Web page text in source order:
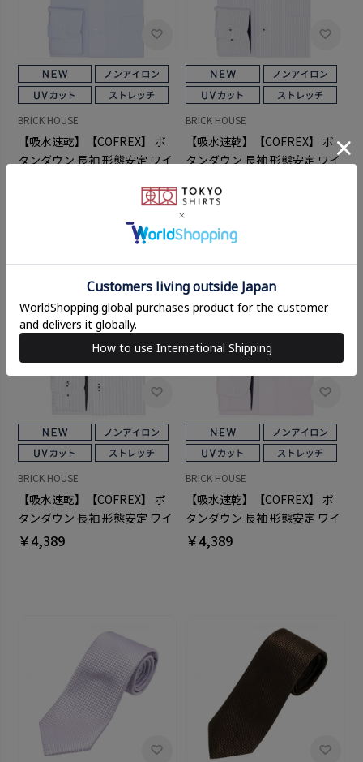
BRICK HOUSE
【吸水速乾】【COFREX】 ボ
タンダウン 長袖 形態安定 ワイ
BRICK HOUSE
【吸水速乾】【COFREX】 ボ
タンダウン 長袖 形態安定 ワイ
BRICK HOUSE
【吸水速乾】【COFREX】 ボ
タンダウン 長袖 形態安定 ワイ
シャツ
￥4,389
BRICK HOUSE
【吸水速乾】【COFREX】 ボ
タンダウン 長袖 形態安定 ワイ
シャツ
￥4,389